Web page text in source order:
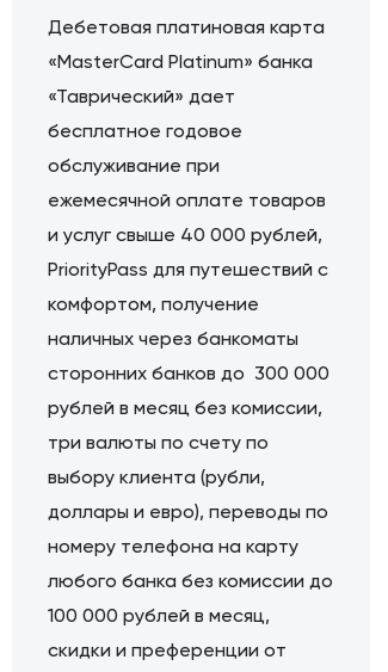
Дебетовая платиновая карта
«MasterCard Platinum» банка
«Таврический» дает
бесплатное годовое
обслуживание при
ежемесячной оплате товаров
и услуг свыше 40 000 рублей,
PriorityPass для путешествий с
комфортом, получение
наличных через банкоматы
сторонних банков до 300 000
рублей в месяц без комиссии,
три валюты по счету по
выбору клиента (рубли,
доллары и евро), переводы по
номеру телефона на карту
любого банка без комиссии до
100 000 рублей в месяц,
скидки и преференции от